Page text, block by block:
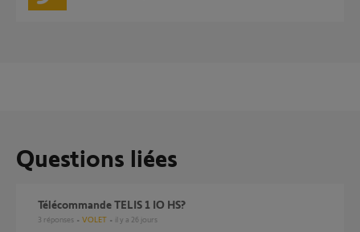
Questions liées
Télécommande TELIS 1 IO HS?
3 réponses VOLET il y a 26 jours